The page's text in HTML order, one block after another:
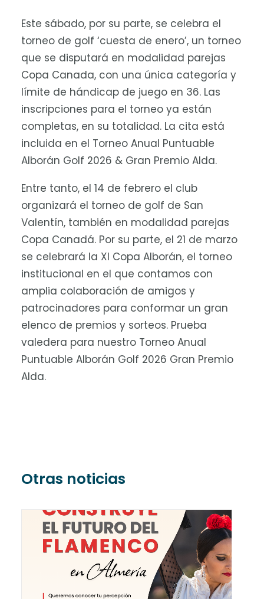
Este sábado, por su parte, se celebra el
torneo de golf ‘cuesta de enero’, un torneo
que se disputará en modalidad parejas
Copa Canada, con una única categoría y
límite de hándicap de juego en 36. Las
inscripciones para el torneo ya están
completas, en su totalidad. La cita está
incluida en el Torneo Anual Puntuable
Alborán Golf 2026 & Gran Premio Alda.
Entre tanto, el 14 de febrero el club
organizará el torneo de golf de San
Valentín, también en modalidad parejas
Copa Canadá. Por su parte, el 21 de marzo
se celebrará la XI Copa Alborán, el torneo
institucional en el que contamos con
amplia colaboración de amigos y
patrocinadores para conformar un gran
elenco de premios y sorteos. Prueba
valedera para nuestro Torneo Anual
Puntuable Alborán Golf 2026 Gran Premio
Alda.
Otras noticias